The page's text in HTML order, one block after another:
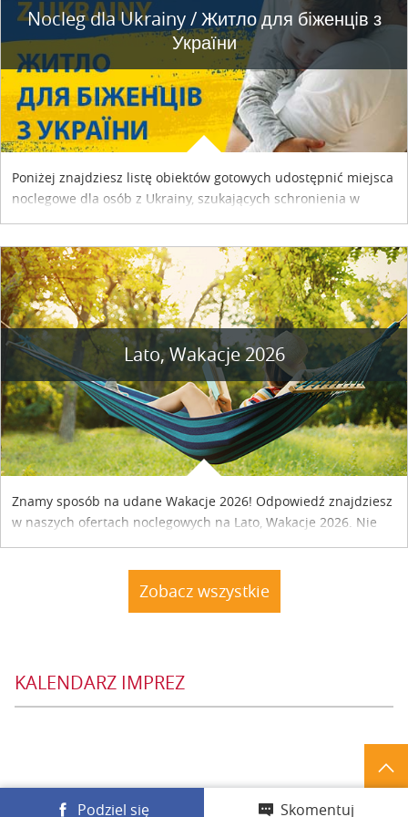
Nocleg dla Ukrainy / Житло для бiженцiв з
України
Poniżej znajdziesz listę obiektów gotowych udostępnić miejsca
noclegowe dla osób z Ukrainy, szukających schronienia w
Lato, Wakacje 2026
Znamy sposób na udane Wakacje 2026! Odpowiedź znajdziesz
w naszych ofertach noclegowych na Lato, Wakacje 2026. Nie
zwlekaj atrakcyjne noclegi czekają...
Zobacz wszystkie
KALENDARZ IMPREZ
Podziel się Skomentuj